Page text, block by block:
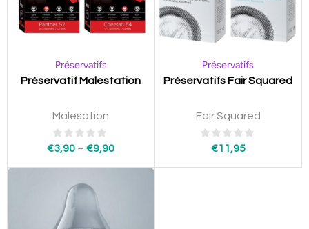
Préservatifs
Préservatif Malestation
Malesation
€3,90 –€9,90
Préservatifs
Préservatifs Fair Squared
Fair Squared
€11,95